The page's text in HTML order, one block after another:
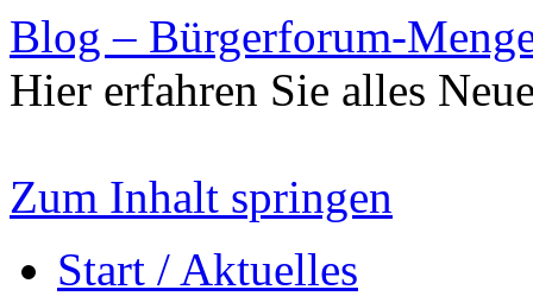
Blog – Bürgerforum-
Hier erfahren Sie alles
Zum Inhalt springen
Start / Aktuelles